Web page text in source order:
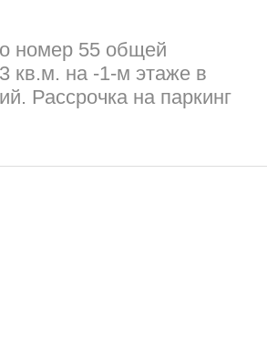
номер 55 общей
кв.м. на -1-м этаже в
Рассрочка на паркинг